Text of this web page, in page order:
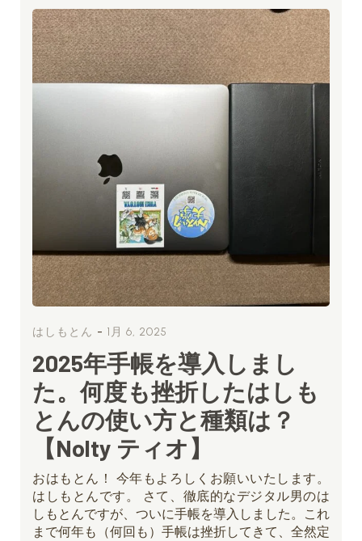
はしもとん - 1月 6, 2025
2025年手帳を導入しまし
た。何度も挫折したはしも
とんの使い方と種類は？
【Nolty ティオ】
おはもとん！ 今年もよろしくお願いいたします。
はしもとんです。 さて、徹底的なデジタル男のは
しもとんですが、ついに手帳を導入しました。これ
まで何年も（何回も）手帳は挫折してきて、全然定